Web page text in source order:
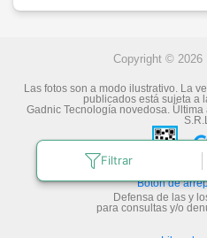
Filtrar
Copyright © 2026
Las fotos son a modo ilustrativo. La
publicados está sujeta a
Gadnic Tecnología novedosa. Última
S.R.L.
Botón de
Defensa de las y
para consultas y/o